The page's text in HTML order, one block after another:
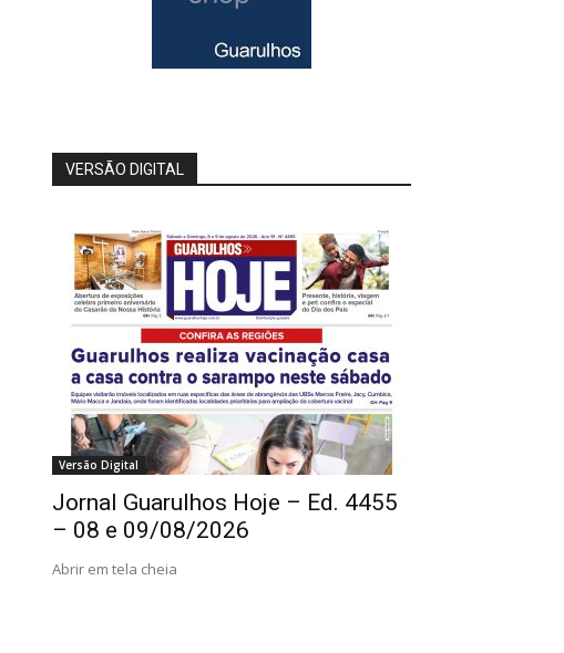
VERSÃO DIGITAL
Versão Digital
Jornal Guarulhos Hoje – Ed. 4455
– 08 e 09/08/2026
Abrir em tela cheia